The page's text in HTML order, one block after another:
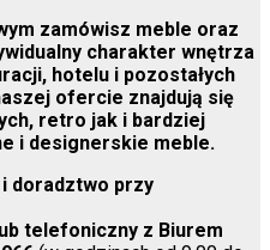
zamówisz meble oraz
charakter wnętrza
hotelu i pozostałych
ofercie znajdują się
retro jak i bardziej
i designerskie meble.
doradztwo przy
telefoniczny z Biurem